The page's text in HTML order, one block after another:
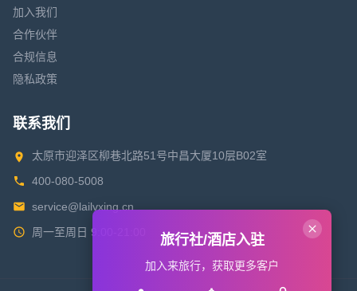
加入我们
合作伙伴
合规信息
隐私政策
联系我们
太原市迎泽区柳巷北路51号中昌大厦10层B02室
400-080-5008
service@lailvxing.cn
周一至周日 9:00-21:00
旅行社/酒店入驻
加入来旅行，获取更多客户